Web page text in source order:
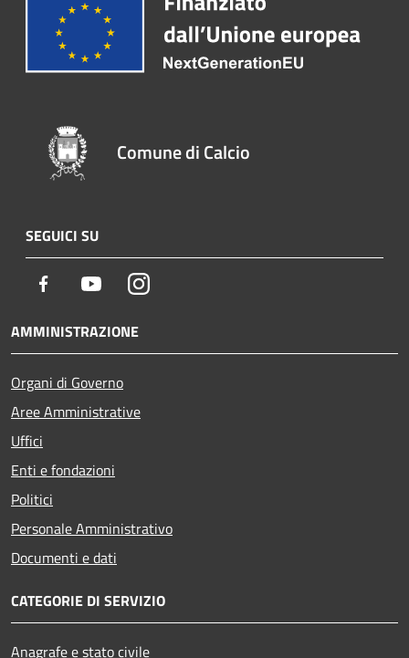
Comune di Calcio
SEGUICI SU
Facebook YoutubeInstagram
AMMINISTRAZIONE
Organi di Governo
Aree Amministrative
Uffici
Enti e fondazioni
Politici
Personale Amministrativo
Documenti e dati
CATEGORIE DI SERVIZIO
Anagrafe e stato civile